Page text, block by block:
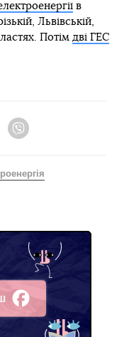
в
Львівській,
Потім дві ГЕС
Telegram